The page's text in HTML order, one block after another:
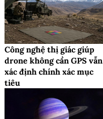
Công nghệ thị giác giúp
drone không cần GPS vẫn
xác định chính xác mục
tiêu